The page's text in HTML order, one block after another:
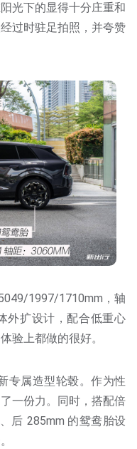
光下的显得十分庄重和
过时驻足拍照，并夸赞
1997/1710mm，轴
外扩设计，配合低重心
验上都做的很好。
专属造型轮毂。作为性
一份力。同时，搭配倍
后 285mm 的鸳鸯胎设